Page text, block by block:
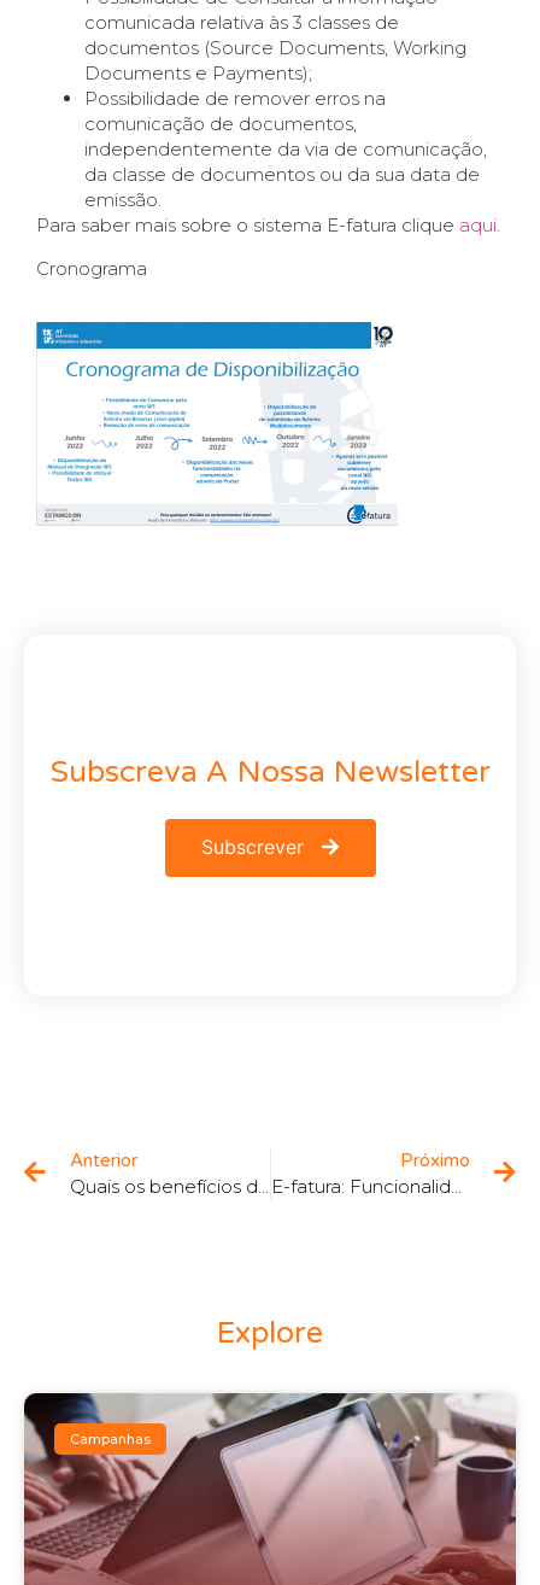
comunicada relativa às 3 classes de
documentos (Source Documents, Working
Documents e Payments);
Possibilidade de remover erros na
comunicação de documentos,
independentemente da via de comunicação,
da classe de documentos ou da sua data de
emissão.
Para saber mais sobre o sistema E-fatura clique aqui.
Cronograma
Subscreva A Nossa Newsletter
Subscrever
Anterior
Quais os benefícios das API’s no Transporte de Carga
Próximo
E-fatura: Funcionalidades nos diversos canais
Explore
Campanhas